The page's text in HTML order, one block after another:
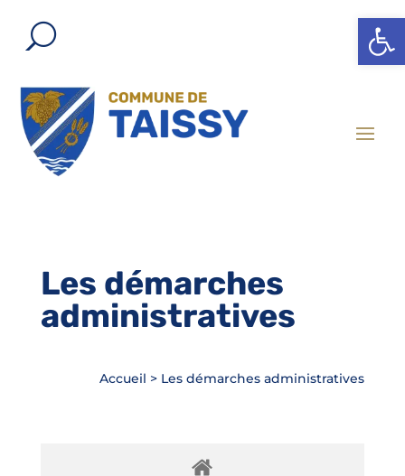
Ouvrir
Les démarches
administratives
Accueil > Les démarches administratives